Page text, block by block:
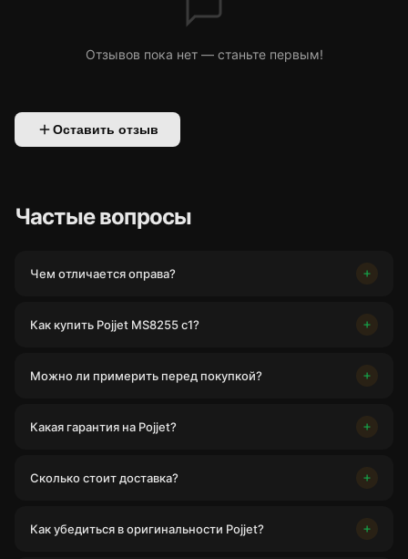
Отзывов пока нет — станьте первым!
Оставить отзыв
Частые вопросы
Чем отличается оправа?
Как купить Pojjet MS8255 c1?
Можно ли примерить перед покупкой?
Какая гарантия на Pojjet?
Сколько стоит доставка?
Как убедиться в оригинальности Pojjet?